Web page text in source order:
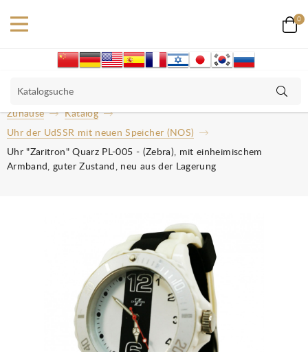
0
Zuhause
Katalog
Uhr der UdSSR mit neuen Speicher (NOS)
Uhr "Zaritron" Quarz PL-005 - (Zebra), mit einheimischem
Armband, guter Zustand, neu aus der Lagerung